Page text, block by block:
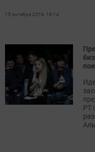
15 октября 2019, 16:14
РТ